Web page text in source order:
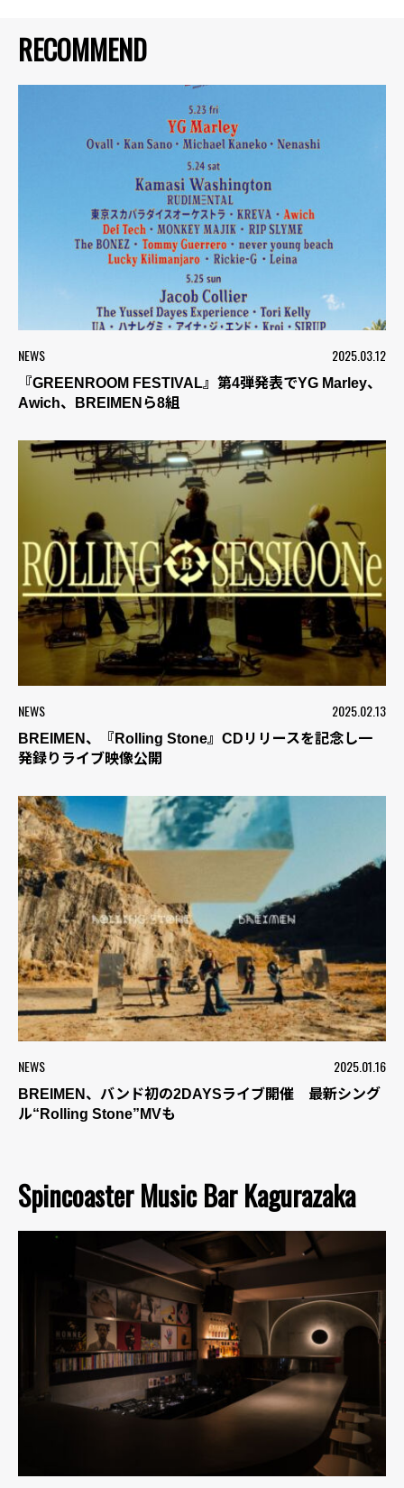
RECOMMEND
NEWS 2025.03.12
『GREENROOM FESTIVAL』第4弾発表でYG Marley、
Awich、BREIMENら8組
NEWS 2025.02.13
BREIMEN、『Rolling Stone』CDリリースを記念し一
発録りライブ映像公開
NEWS 2025.01.16
BREIMEN、バンド初の2DAYSライブ開催 最新シング
ル“Rolling Stone”MVも
Spincoaster Music Bar Kagurazaka